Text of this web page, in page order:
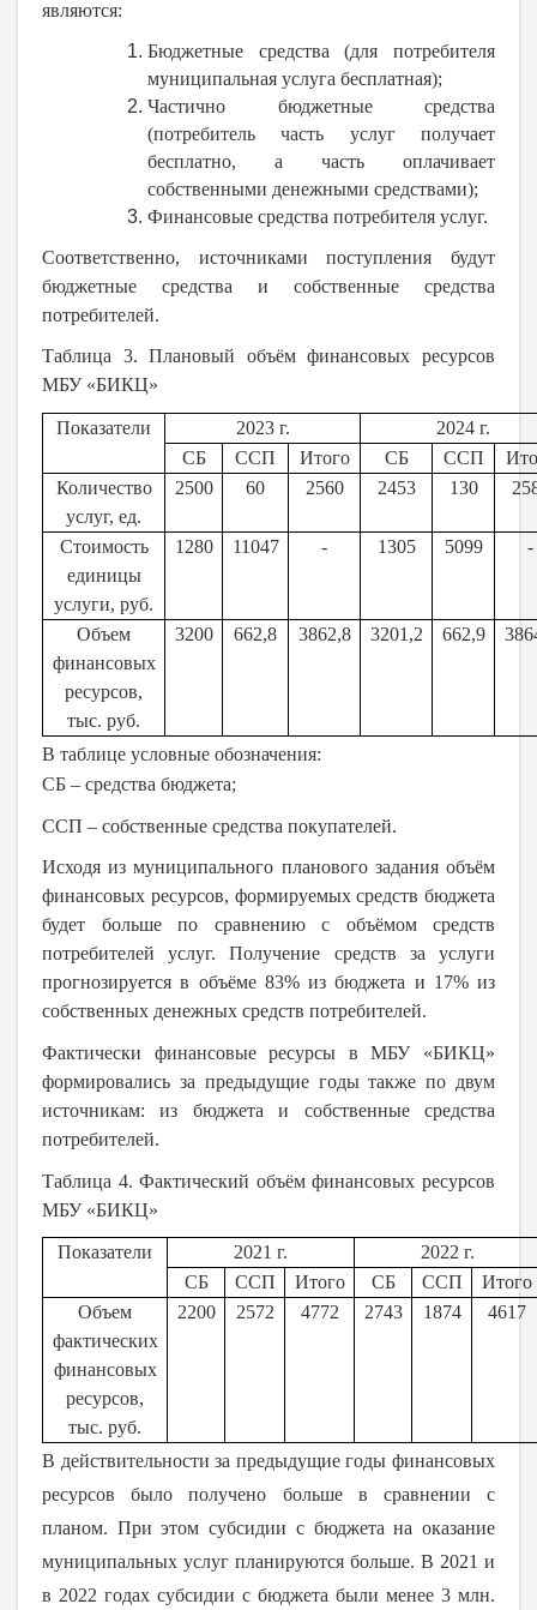
являются:
Бюджетные средства (для потребителя
муниципальная услуга бесплатная);
Частично бюджетные средства
(потребитель часть услуг получает
бесплатно, а часть оплачивает
собственными денежными средствами);
Финансовые средства потребителя услуг.
Соответственно, источниками поступления будут
бюджетные средства и собственные средства
потребителей.
Таблица 3. Плановый объём финансовых ресурсов
МБУ «БИКЦ»
Показатели 2023 г.
2024 г.
СБ
ССП Итого СБ ССП
Количество
услуг, ед.
2500 60 2560 2453 130
Стоимость
единицы
услуги, руб.
1280 11047 - 1305 5099 -
Объем
финансовых
ресурсов,
тыс. руб.
3200 662,8 3862,8 3201,2 662,9
В таблице условные обозначения:
СБ – средства бюджета;
ССП – собственные средства покупателей.
Исходя из муниципального планового задания объём
финансовых ресурсов, формируемых средств бюджета
будет больше по сравнению с объёмом средств
потребителей услуг. Получение средств за услуги
прогнозируется в объёме 83% из бюджета и 17% из
собственных денежных средств потребителей.
Фактически финансовые ресурсы в МБУ «БИКЦ»
формировались за предыдущие годы также по двум
источникам: из бюджета и собственные средства
потребителей.
Таблица 4. Фактический объём финансовых ресурсов
МБУ «БИКЦ»
Показатели 2021 г.
2022 г.
СБ
ССП Итого СБ ССП
Итого
Объем
фактических
финансовых
ресурсов,
тыс. руб.
2200 2572 4772 2743 1874 4617
В действительности за предыдущие годы финансовых
ресурсов было получено больше в сравнении с
планом. При этом субсидии с бюджета на оказание
муниципальных услуг планируются больше. В 2021 и
в 2022 годах субсидии с бюджета были менее 3 млн.